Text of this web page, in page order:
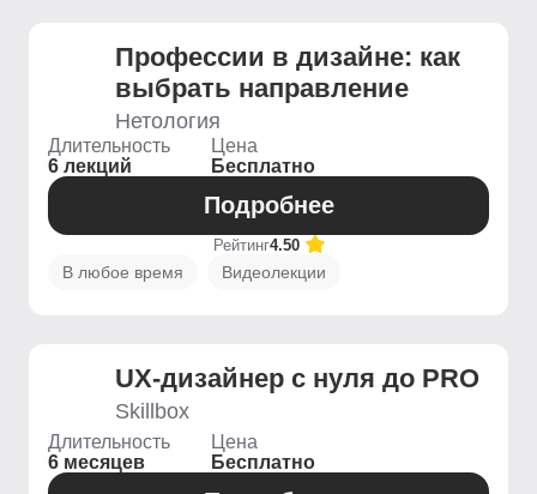
Профессии в дизайне: как
выбрать направление
Нетология
Длительность
6 лекций
Цена
Бесплатно
Подробнее
Рейтинг4.50
В любое время Видеолекции
UX-дизайнер с нуля до PRO
Skillbox
Длительность
6 месяцев
Цена
Бесплатно